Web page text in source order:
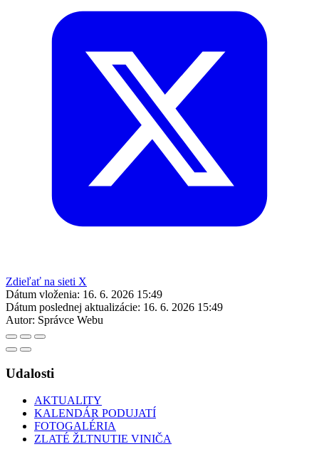
Zdieľať na sieti X
Dátum vloženia: 16. 6. 2026 15:49
Dátum poslednej aktualizácie: 16. 6. 2026 15:49
Autor: Správce Webu
Udalosti
AKTUALITY
KALENDÁR PODUJATÍ
FOTOGALÉRIA
ZLATÉ ŽLTNUTIE VINIČA